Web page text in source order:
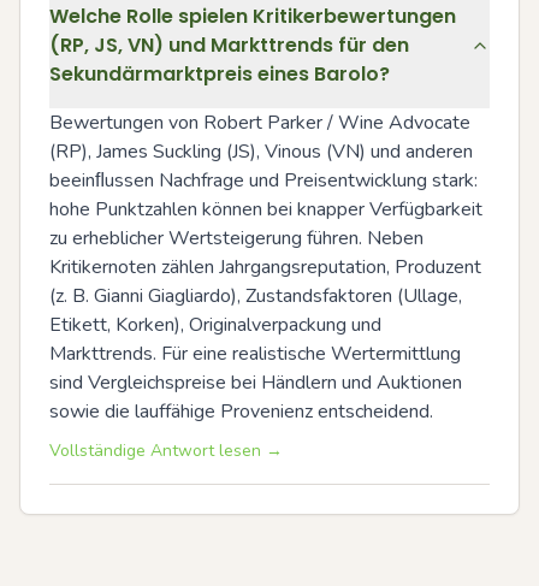
Welche Rolle spielen Kritikerbewertungen
(RP, JS, VN) und Markttrends für den
Sekundärmarktpreis eines Barolo?
Bewertungen von Robert Parker / Wine Advocate
(RP), James Suckling (JS), Vinous (VN) und anderen
beeinﬂussen Nachfrage und Preisentwicklung stark:
hohe Punktzahlen können bei knapper Verfügbarkeit
zu erheblicher Wertsteigerung führen. Neben
Kritikernoten zählen Jahrgangsreputation, Produzent
(z. B. Gianni Giagliardo), Zustandsfaktoren (Ullage,
Etikett, Korken), Originalverpackung und
Markttrends. Für eine realistische Wertermittlung
sind Vergleichspreise bei Händlern und Auktionen
sowie die lauffähige Provenienz entscheidend.
Vollständige Antwort lesen →